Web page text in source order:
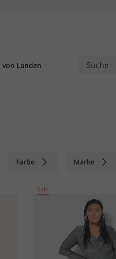
von Landen
Farbe Marke
Sale